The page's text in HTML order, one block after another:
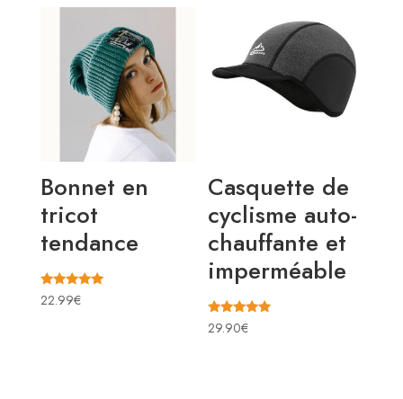
Bonnet en
tricot
tendance
Note
5.00
22.99€
Casquette de
cyclisme auto-
chauffante et
imperméable
Note
4.86
29.90€